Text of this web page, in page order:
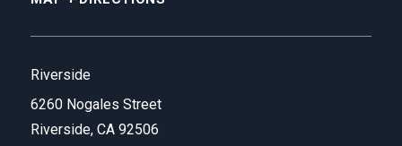
Riverside
6260 Nogales Street
Riverside, CA 92506